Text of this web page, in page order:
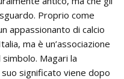
Proprio come
appassionanto di calcio
ma è un’associazione
Magari la
significato viene dopo